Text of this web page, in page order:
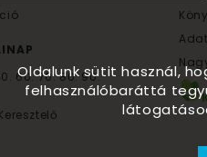
60.70.80.90.
Oldalunk sütit használ,
felhasználóbaráttá